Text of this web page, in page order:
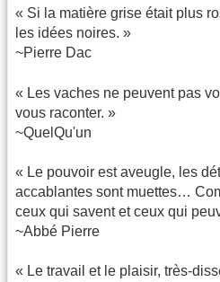
« Si la matière grise était plus
les idées noires. »
~Pierre Dac
« Les vaches ne peuvent pas
vous raconter. »
~QuelQu'un
« Le pouvoir est aveugle, les
accablantes sont muettes…
ceux qui savent et ceux qui
~Abbé Pierre
« Le travail et le plaisir, très-